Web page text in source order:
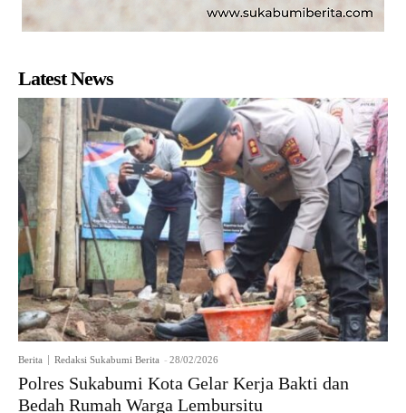
Latest News
Berita Redaksi Sukabumi Berita - 28/02/2026
Polres Sukabumi Kota Gelar Kerja Bakti dan
Bedah Rumah Warga Lembursitu